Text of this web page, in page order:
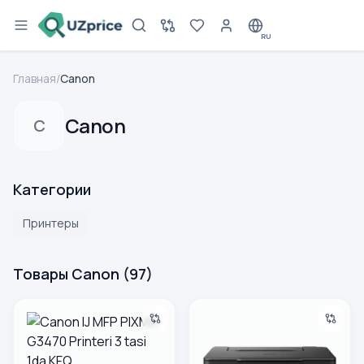
RU
Главная/Canon
C Canon
Категории
Принтеры
Товары Canon (97)
Canon IJ MFP PIXMA G3470 Printeri 3 tasi 1da KFQ